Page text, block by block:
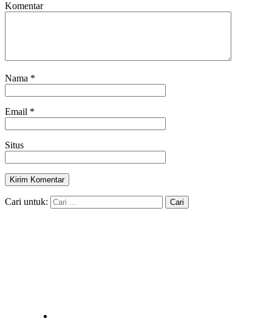
Komentar
Nama *
Email *
Situs
Cari untuk: